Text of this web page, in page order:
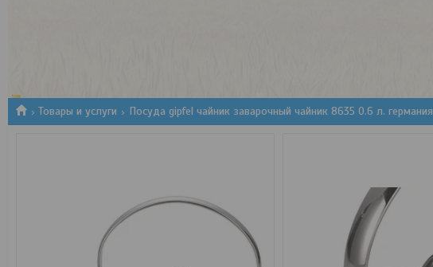
Товары и услуги Посуда gipfel чайник заварочный чайник 8635 0.6 л. германия